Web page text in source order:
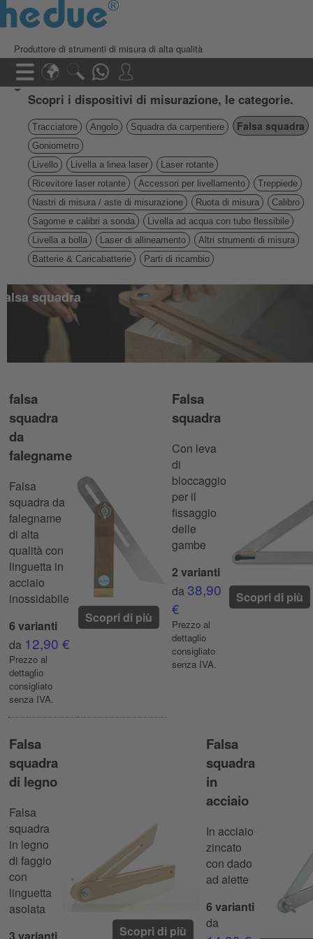
Produttore di strumenti di misura di alta qualità
Scopri i dispositivi di misurazione, le categorie.
Tracciatore Angolo Squadra da carpentiere Falsa squadra
Goniometro
Livello
Livella a linea laser
Laser rotante
Ricevitore laser rotante
Accessori per livellamento
Treppiede
Nastri di misura / aste di misurazione
Ruota di misura
Calibro
Sagome e calibri a sonda
Livella ad acqua con tubo flessibile
Livella a bolla
Laser di allineamento
Altri strumenti di misura
Batterie & Caricabatterie
Parti di ricambio
falsa squadra
falsa
squadra
da
falegname
Falsa
squadra da
falegname
di alta
qualità con
linguetta in
acciaio
inossidabile
6 varianti
da 12,90 €
Prezzo al
dettaglio
consigliato
senza IVA.
Scopri di più
Falsa
squadra
Con leva
di
bloccaggio
per il
fissaggio
delle
gambe
2 varianti
da 38,90
€
Prezzo al
dettaglio
consigliato
senza IVA.
Scopri di più
Falsa
squadra
di legno
Falsa
squadra
in legno
di faggio
con
linguetta
asolata
3 varianti
Scopri di più
Falsa
squadra
in
acciaio
In acciaio
zincato
con dado
ad alette
6 varianti
da